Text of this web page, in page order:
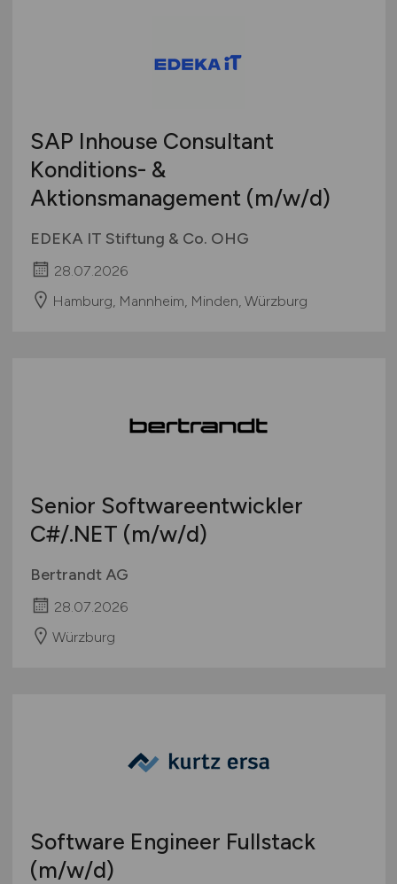
SAP Inhouse Consultant
Konditions- &
Aktionsmanagement (m/w/d)
EDEKA IT Stiftung & Co. OHG
28.07.2026
Hamburg, Mannheim, Minden, Würzburg
Senior Softwareentwickler
C#/.NET (m/w/d)
Bertrandt AG
28.07.2026
Würzburg
Software Engineer Fullstack
(m/w/d)